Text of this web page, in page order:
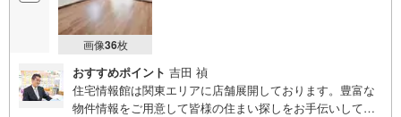
画像36枚
おすすめポイント 吉田 禎
住宅情報館は関東エリアに店舗展開しております。豊富な
物件情報をご用意して皆様の住まい探しをお手伝いしてお